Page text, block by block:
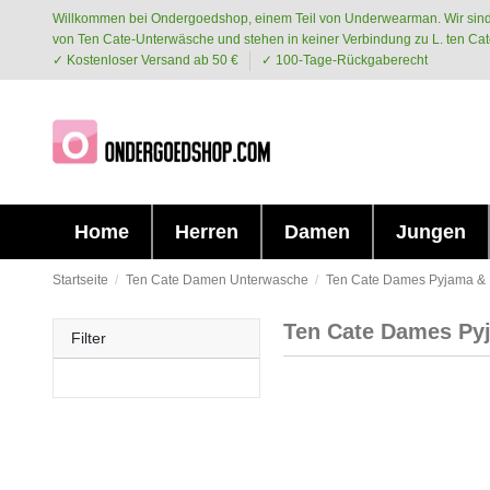
Willkommen bei Ondergoedshop, einem Teil von Underwearman. Wir
von Ten Cate-Unterwäsche und stehen in keiner Verbindung zu L. ten
✓ Kostenloser Versand ab 50 €
✓ 100-Tage-Rückgaberecht
Home Herren Damen Jungen
Startseite Ten Cate Damen Unterwasche Ten Cate Dames Pyjama
Ten Cate Dames
Filter